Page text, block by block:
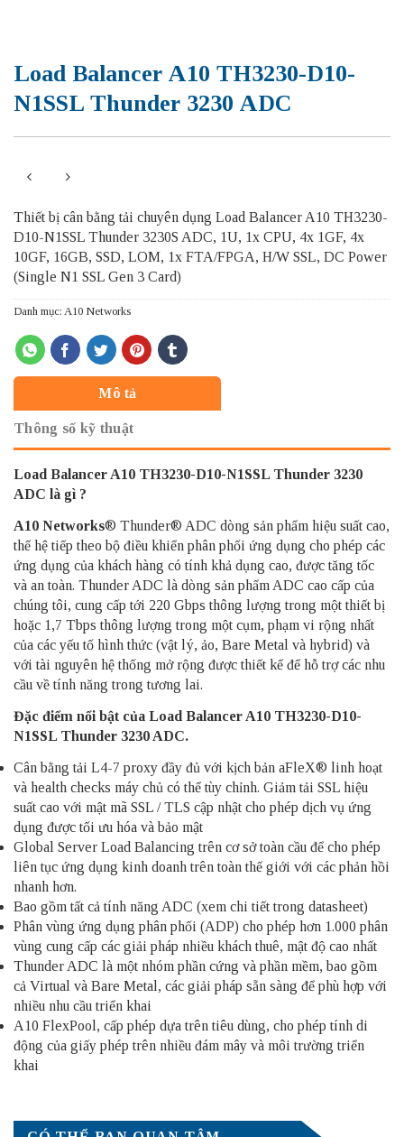
Load Balancer A10 TH3230-D10-
N1SSL Thunder 3230 ADC
Thiết bị cân bằng tải chuyên dụng Load Balancer A10 TH3230-
D10-N1SSL Thunder 3230S ADC, 1U, 1x CPU, 4x 1GF, 4x
10GF, 16GB, SSD, LOM, 1x FTA/FPGA, H/W SSL, DC Power
(Single N1 SSL Gen 3 Card)
Danh mục: A10 Networks
Mô tả
Thông số kỹ thuật
Load Balancer A10 TH3230-D10-N1SSL Thunder 3230
ADC là gì ?
A10 Networks® Thunder® ADC dòng sản phẩm hiệu suất cao,
thế hệ tiếp theo bộ điều khiển phân phối ứng dụng cho phép các
ứng dụng của khách hàng có tính khả dụng cao, được tăng tốc
và an toàn. Thunder ADC là dòng sản phẩm ADC cao cấp của
chúng tôi, cung cấp tới 220 Gbps thông lượng trong một thiết bị
hoặc 1,7 Tbps thông lượng trong một cụm, phạm vi rộng nhất
của các yếu tố hình thức (vật lý, ảo, Bare Metal và hybrid) và
với tài nguyên hệ thống mở rộng được thiết kế để hỗ trợ các nhu
cầu về tính năng trong tương lai.
Đặc điểm nổi bật của Load Balancer A10 TH3230-D10-
N1SSL Thunder 3230 ADC.
Cân bằng tải L4-7 proxy đầy đủ với kịch bản aFleX® linh hoạt
và health checks máy chủ có thể tùy chỉnh. Giảm tải SSL hiệu
suất cao với mật mã SSL / TLS cập nhật cho phép dịch vụ ứng
dụng được tối ưu hóa và bảo mật
Global Server Load Balancing trên cơ sở toàn cầu để cho phép
liên tục ứng dụng kinh doanh trên toàn thế giới với các phản hồi
nhanh hơn.
Bao gồm tất cả tính năng ADC (xem chi tiết trong datasheet)
Phân vùng ứng dụng phân phối (ADP) cho phép hơn 1.000 phân
vùng cung cấp các giải pháp nhiều khách thuê, mật độ cao nhất
Thunder ADC là một nhóm phần cứng và phần mềm, bao gồm
cả Virtual và Bare Metal, các giải pháp sẵn sàng để phù hợp với
nhiều nhu cầu triển khai
A10 FlexPool, cấp phép dựa trên tiêu dùng, cho phép tính di
động của giấy phép trên nhiều đám mây và môi trường triển
khai